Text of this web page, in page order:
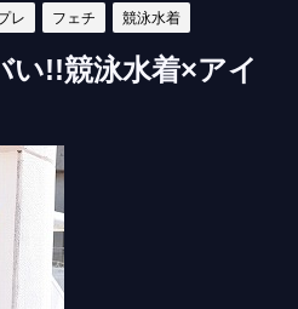
レ フェチ 競泳水着
い!!競泳水着×アイ